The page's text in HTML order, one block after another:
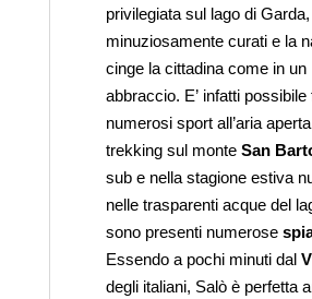
privilegiata sul lago di
minuziosamente curati e la
cinge la cittadina come in un
abbraccio. E’ infatti possibile
numerosi sport all’aria
trekking sul monte San
sub e nella stagione estiva
nelle trasparenti acque del
sono presenti numerose
Essendo a pochi minuti dal
degli italiani, Salò è perfetta